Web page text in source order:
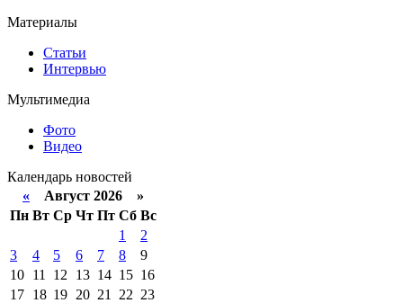
Материалы
Статьи
Интервью
Мультимедиа
Фото
Видео
Календарь новостей
« Август 2026 »
Пн Вт Ср Чт Пт Сб Вс
1
2
3
4 5 6 7 8
9
10 11 12 13 14 15 16
17 18 19 20 21 22 23